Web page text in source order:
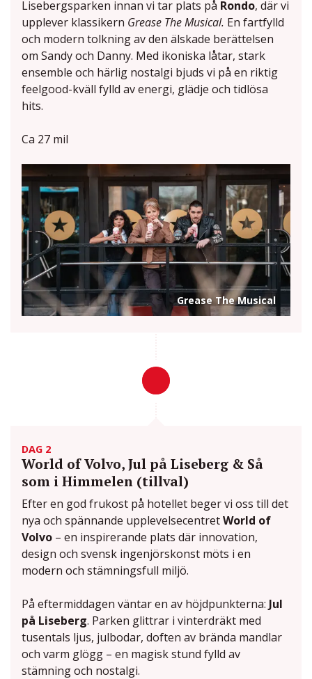
Lisebergsparken innan vi tar plats på Rondo, där vi
upplever klassikern Grease The Musical. En fartfylld
och modern tolkning av den älskade berättelsen
om Sandy och Danny. Med ikoniska låtar, stark
ensemble och härlig nostalgi bjuds vi på en riktig
feelgood-kväll fylld av energi, glädje och tidlösa
hits.
Ca 27 mil
Grease The Musical
DAG 2
World of Volvo, Jul på Liseberg & Så
som i Himmelen (tillval)
Efter en god frukost på hotellet beger vi oss till det
nya och spännande upplevelsecentretWorld of
Volvo – en inspirerande plats där innovation,
design och svensk ingenjörskonst möts i en
modern och stämningsfull miljö.
På eftermiddagen väntar en av höjdpunkterna: Jul
på Liseberg. Parken glittrar i vinterdräkt med
tusentals ljus, julbodar, doften av brända mandlar
och varm glögg – en magisk stund fylld av
stämning och nostalgi.